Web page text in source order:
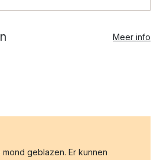
Meer info
geblazen. Er kunnen